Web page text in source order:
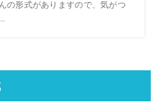
の形式がありますので、気がつ